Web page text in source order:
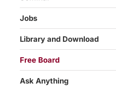
Jobs
Library and Download
Free Board
Ask Anything